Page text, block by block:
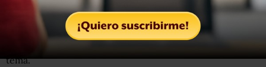
La caída en las tasas de fecundidad no se reduce al
conteo de espermatozoides ni a ninguna de las cosas que
tema.